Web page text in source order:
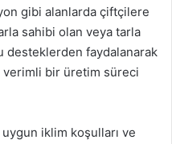
gibi alanlarda çiftçilere
sahibi olan veya tarla
desteklerden faydalanarak
bir üretim süreci
iklim koşulları ve